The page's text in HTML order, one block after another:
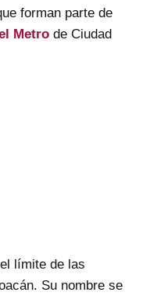
forman parte de
Metro de Ciudad
límite de las
Su nombre se